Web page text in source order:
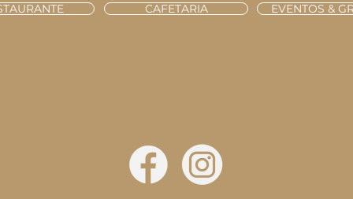
CAFETARIA EVENTOS &